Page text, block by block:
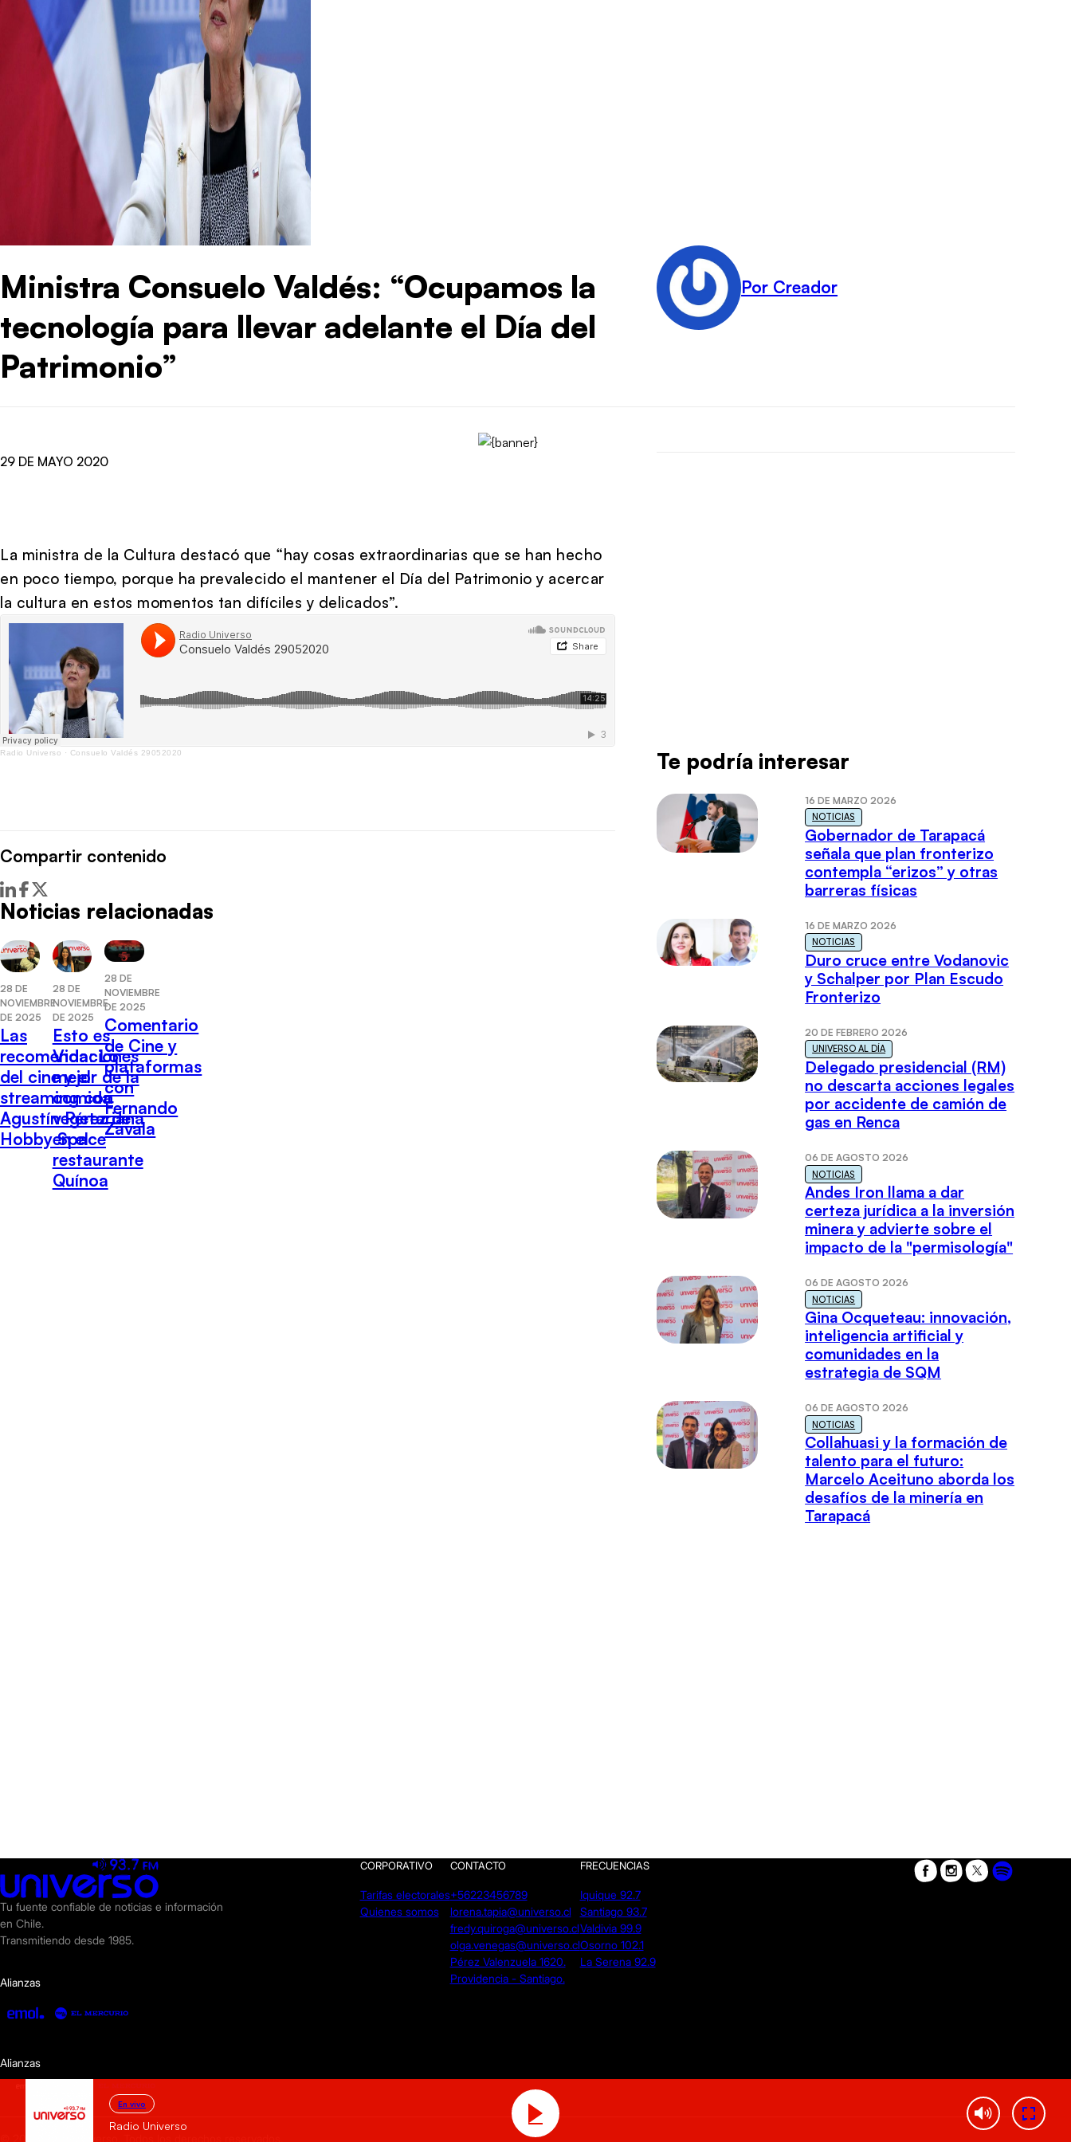
Ministra Consuelo Valdés: “Ocupamos la
tecnología para llevar adelante el Día del
Patrimonio”
Por Creador
29 DE MAYO 2020
La ministra de la Cultura destacó que “hay cosas extraordinarias que se han hecho
en poco tiempo, porque ha prevalecido el mantener el Día del Patrimonio y acercar
la cultura en estos momentos tan difíciles y delicados”.
Radio Universo · Consuelo Valdés 29052020
Compartir contenido
Noticias relacionadas
28 DE
NOVIEMBRE
DE 2025
Las
recomendaciones
del cine y el
streaming con
Agustín Pérez de
Hobby Space
28 DE
NOVIEMBRE
DE 2025
Esto es
Vida: Lo
mejor de la
comida
vegetariana
en el
restaurante
Quínoa
28 DE
NOVIEMBRE
DE 2025
Comentario
de Cine y
plataformas
con
Fernando
Zavala
Te podría interesar
16 DE MARZO 2026
NOTICIAS
Gobernador de Tarapacá
señala que plan fronterizo
contempla “erizos” y otras
barreras físicas
16 DE MARZO 2026
NOTICIAS
Duro cruce entre Vodanovic
y Schalper por Plan Escudo
Fronterizo
20 DE FEBRERO 2026
UNIVERSO AL DÍA
Delegado presidencial (RM)
no descarta acciones legales
por accidente de camión de
gas en Renca
06 DE AGOSTO 2026
NOTICIAS
Andes Iron llama a dar
certeza jurídica a la inversión
minera y advierte sobre el
impacto de la "permisología"
06 DE AGOSTO 2026
NOTICIAS
Gina Ocqueteau: innovación,
inteligencia artificial y
comunidades en la
estrategia de SQM
06 DE AGOSTO 2026
NOTICIAS
Collahuasi y la formación de
talento para el futuro:
Marcelo Aceituno aborda los
desafíos de la minería en
Tarapacá
En vivo
Radio Universo
Tu fuente confiable de noticias e información
en Chile.
Transmitiendo desde 1985.
Alianzas
CORPORATIVO
Tarifas electorales
Quienes somos
CONTACTO
+56223456789
lorena.tapia@universo.cl
fredy.quiroga@universo.cl
olga.venegas@universo.cl
Pérez Valenzuela 1620.
Providencia - Santiago.
FRECUENCIAS
Iquique 92.7
Santiago 93.7
Valdivia 99.9
Osorno 102.1
La Serena 92.9
Alianzas